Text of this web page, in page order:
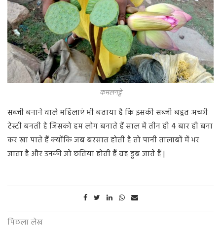
कमलगट्टे
सब्जी बनाने वाले महिलाएं भी बताया है कि इसकी सब्जी बहुत अच्छी
टेस्टी बनती है जिसको हम लोग बनाते हैं साल में तीन ही 4 बार ही बना
कर खा पाते हैं क्योंकि जब बरसात होती है तो पानी तालाबों में भर
जाता है और उनकी जो छतिया होती हैं वह डूब जाते हैं |
पिछला लेख